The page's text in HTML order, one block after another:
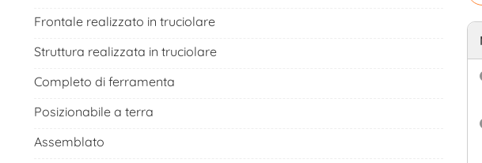
Frontale realizzato in truciolare
Struttura realizzata in truciolare
Completo di ferramenta
Posizionabile a terra
Assemblato